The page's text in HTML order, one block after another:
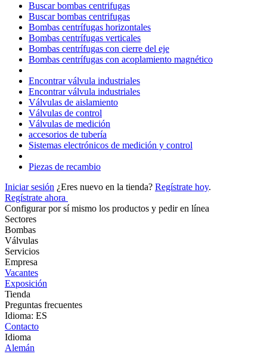
Buscar bombas centrifugas
Buscar bombas centrifugas
Bombas centrífugas horizontales
Bombas centrífugas verticales
Bombas centrífugas con cierre del eje
Bombas centrífugas con acoplamiento magnético
Encontrar válvula industriales
Encontrar válvula industriales
Válvulas de aislamiento
Válvulas de control
Válvulas de medición
accesorios de tubería
Sistemas electrónicos de medición y control
Piezas de recambio
Iniciar sesión ¿Eres nuevo en la tienda? Regístrate hoy.
Regístrate ahora
Configurar por sí mismo los productos y pedir en línea
Sectores
Bombas
Válvulas
Servicios
Empresa
Vacantes
Exposición
Tienda
Preguntas frecuentes
Idioma: ES
Contacto
Idioma
Alemán